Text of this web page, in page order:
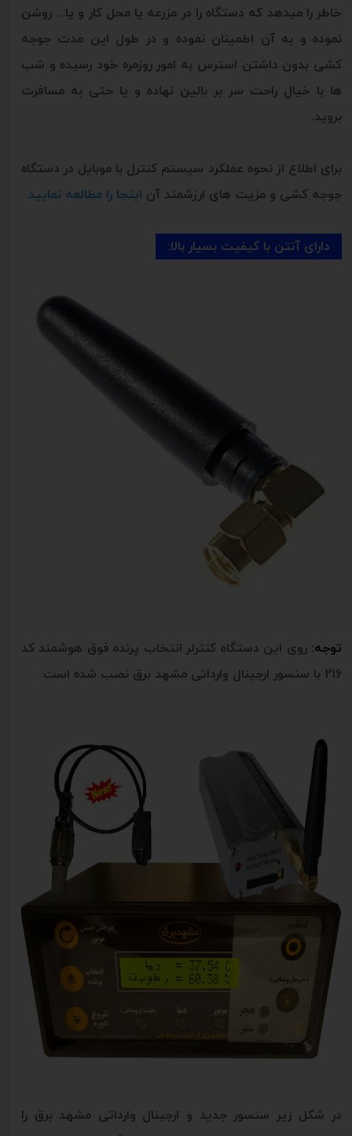
خاطر را میدهد که دستگاه را در مزرعه یا محل کار و یا... روشن
نموده و به آن اطمینان نموده و در طول این مدت جوجه
کشی بدون داشتن استرس به امور روزمره خود رسیده و شب
ها با خیال راحت سر بر بالین نهاده و یا حتی به مسافرت
بروید.
برای اطلاع از نحوه عملکرد سیستم کنترل با موبایل در دستگاه
جوجه کشی و مزیت های ارزشمند آن اینجا را مطالعه نمایید.
دارای آنتن با کیفیت بسیار بالا:
توجه: روی این دستگاه کنترلر انتخاب پرنده فوق هوشمند کد
216 با سنسور ارجینال وارداتی مشهد برق نصب شده است:
در شکل زیر سنسور جدید و ارجینال وارداتی مشهد برق را